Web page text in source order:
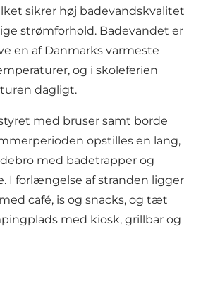
sikrer høj badevandskvalitet
strømforhold. Badevandet er
en af Danmarks varmeste
og i skoleferien
dagligt.
med bruser samt borde
opstilles en lang,
med badetrapper og
I forlængelse af stranden ligger
café, is og snacks, og tæt
med kiosk, grillbar og